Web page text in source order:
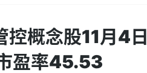
控概念股11月4
盈率45.53